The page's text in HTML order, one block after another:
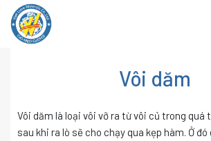
Chuyển
đến
Vôi dăm
Vôi dăm là loại vôi vỡ ra từ vôi củ trong quá
sau khi ra lò sẽ cho chạy qua kẹp hàm. Ở